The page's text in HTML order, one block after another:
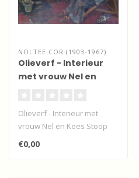
NOLTEE COR (1903-1967)
Olieverf - Interieur
met vrouw Nel en
Olieverf - Interieur met
vrouw Nel en Kees Stoop
€0,00